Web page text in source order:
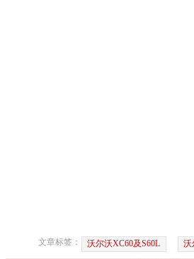
文章标签： 沃尔沃XC60及S60L 沃